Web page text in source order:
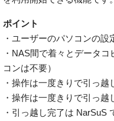
ポイント
・ユーザーのパソコンの設
・NAS間で着々とデータ
コンは不要）
・操作は一度きりで引っ
・操作は一度きりで引っ
・引っ越し完了は NarSuS